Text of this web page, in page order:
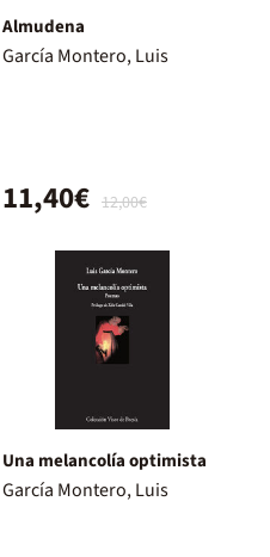
Almudena
García Montero, Luis
12,00€
11,40€
Una melancolía optimista
García Montero, Luis